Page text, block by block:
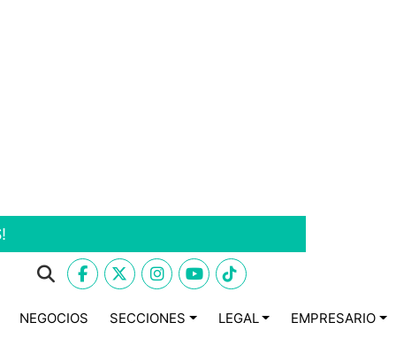
NEGOCIOS SECCIONES LEGAL EMPRESARIO